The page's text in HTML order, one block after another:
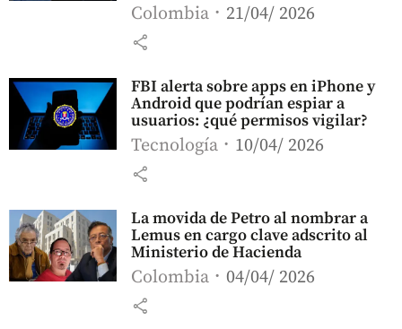
Colombia 21/04/ 2026
share
FBI alerta sobre apps en iPhone y
Android que podrían espiar a
usuarios: ¿qué permisos vigilar?
Tecnología 10/04/ 2026
share
La movida de Petro al nombrar a
Lemus en cargo clave adscrito al
Ministerio de Hacienda
Colombia 04/04/ 2026
share